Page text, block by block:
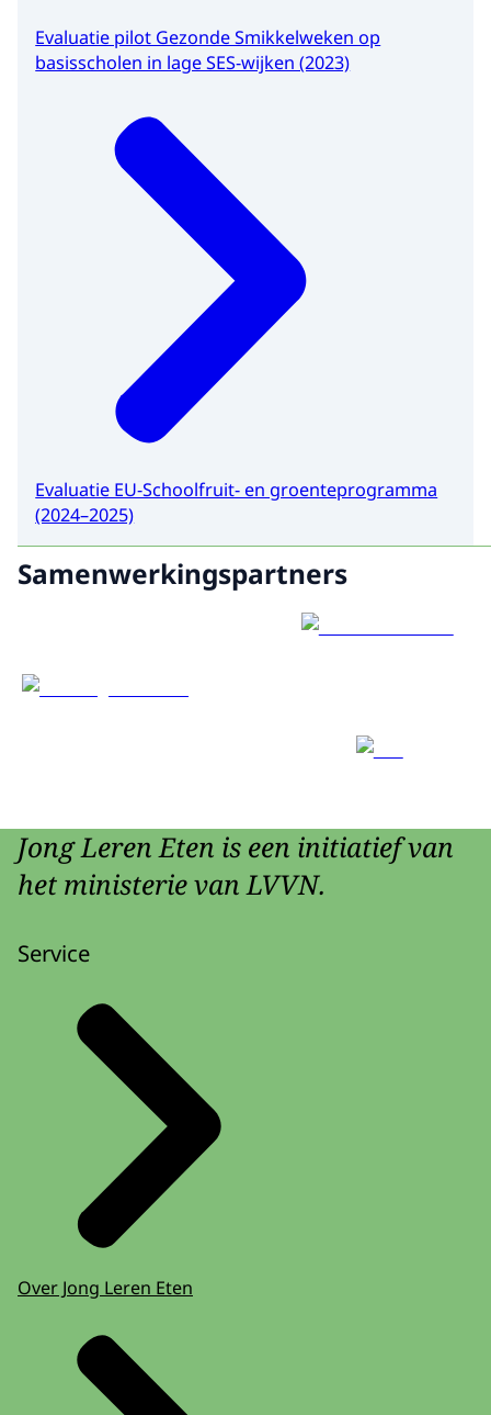
Evaluatie pilot Gezonde Smikkelweken op
basisscholen in lage SES-wijken (2023)
Evaluatie EU-Schoolfruit- en groenteprogramma
(2024–2025)
Samenwerkingspartners
Jong Leren Eten is een initiatief van
het ministerie van LVVN.
Service
Over Jong Leren Eten